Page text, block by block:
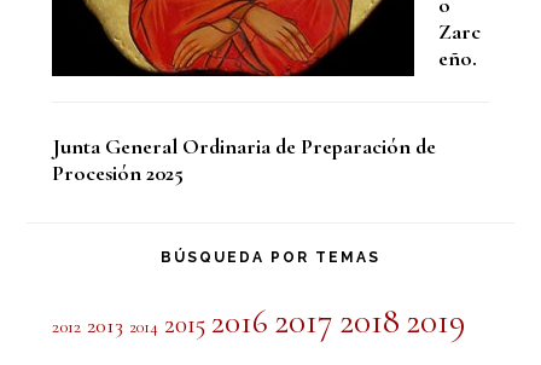
Zarc
eño.
Junta General Ordinaria de Preparación de
Procesión 2025
BÚSQUEDA POR TEMAS
2012 2013 2014 2015 2016 2017 2018 2019